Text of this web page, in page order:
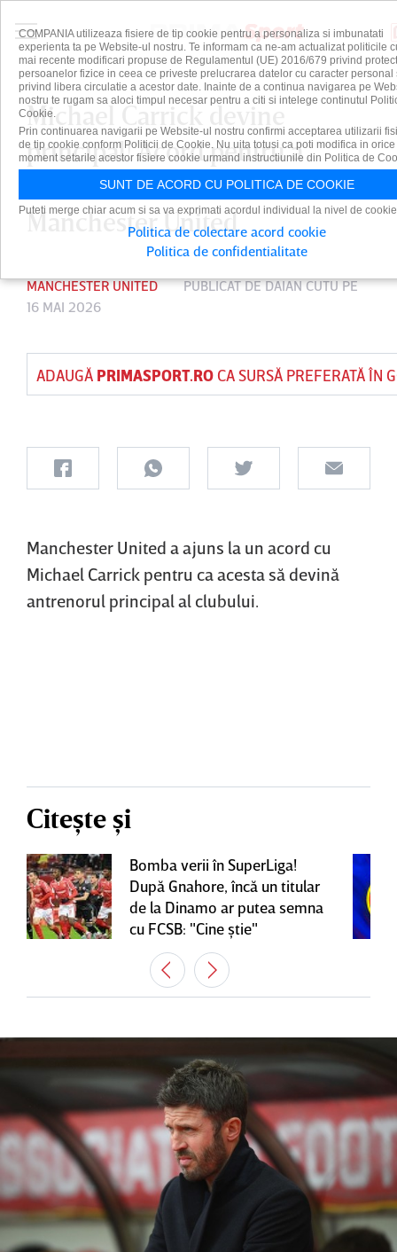
Michael Carrick devine
principal! Acord pentru a
rămâne antrenor la
Manchester United
MANCHESTER UNITED PUBLICAT DEDAIAN CUTUPE
16 MAI 2026
ADAUGĂ PRIMASPORT.ROCA SURSĂ PREFERATĂ ÎN
Manchester United a ajuns la un acord cu
Michael Carrick pentru ca acesta să devină
antrenorul principal al clubului.
Citește și
Bomba verii în SuperLiga!
După Gnahore, încă un titular
de la Dinamo ar putea semna
cu FCSB: "Cine ştie"
COMPANIA utilizeaza fisiere de tip cookie pentru a personaliza si imbunatati
experienta ta pe Website-ul nostru. Te informam ca ne-am actualizat politicile
mai recente modificari propuse de Regulamentul (UE) 2016/679 privind
persoanelor fizice in ceea ce priveste prelucrarea datelor cu caracter personal
privind libera circulatie a acestor date. Inainte de a continua navigarea pe
nostru te rugam sa aloci timpul necesar pentru a citi si intelege continutul
Cookie.
Prin continuarea navigarii pe Website-ul nostru confirmi acceptarea utilizarii
de tip cookie conform Politicii de Cookie. Nu uita totusi ca poti modifica in orice
moment setarile acestor fisiere cookie urmand instructiunile din Politica de
SUNT DE ACORD CU POLITICA DE COOKIE
Puteti merge chiar acum si sa va exprimati acordul individual la nivel de
Politica de colectare acord cookie
Politica de confidentialitate